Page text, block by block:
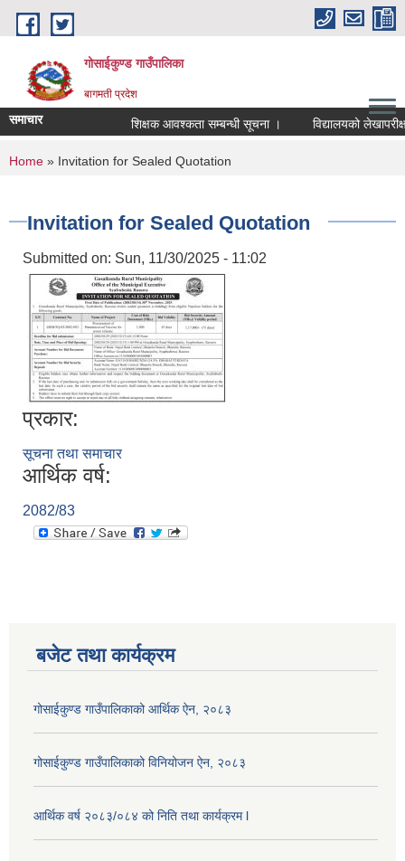
Skip to main content
गोसाईकुण्ड गाउँपालिका
बागमती प्रदेश
समाचार शिक्षक आवश्कता सम्बन्धी सूचना । विद्यालयको
You are here
Home » Invitation for Sealed Quotation
Invitation for Sealed Quotation
Submitted on: Sun, 11/30/2025 - 11:02
प्रकार:
सूचना तथा समाचार
आर्थिक वर्ष:
2082/83
बजेट तथा कार्यक्रम
गोसाईकुण्ड गाउँपालिकाको आर्थिक ऐन, २०८३
गोसाईकुण्ड गाउँपालिकाको विनियोजन ऐन, २०८३
आर्थिक वर्ष २०८३/०८४ को निति तथा कार्यक्रम l